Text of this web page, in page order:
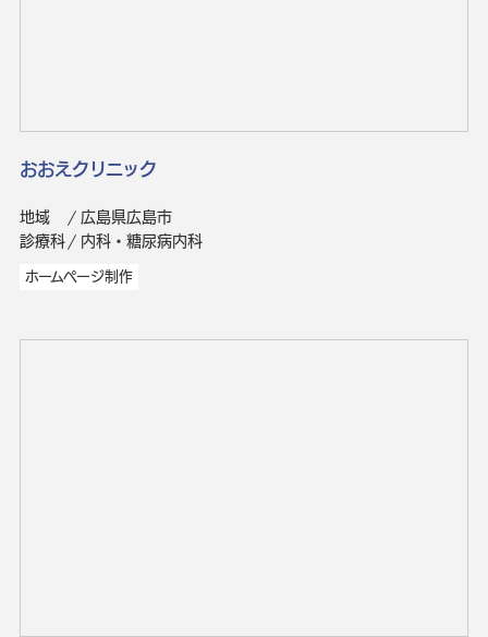
おおえクリニック
地域
広島県広島市
診療科
内科・糖尿病内科
ホームページ制作